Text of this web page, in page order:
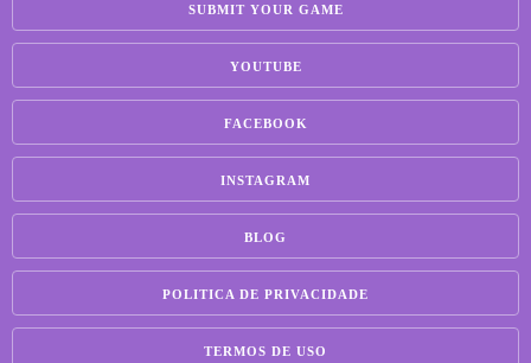
SUBMIT YOUR GAME
YOUTUBE
FACEBOOK
INSTAGRAM
BLOG
POLITICA DE PRIVACIDADE
TERMOS DE USO